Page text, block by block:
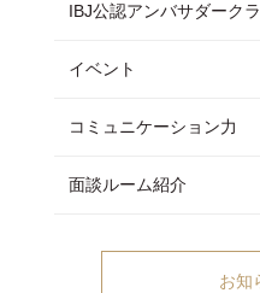
IBJ公認アンバサダーク
イベント
コミュニケーション力
面談ルーム紹介
お知